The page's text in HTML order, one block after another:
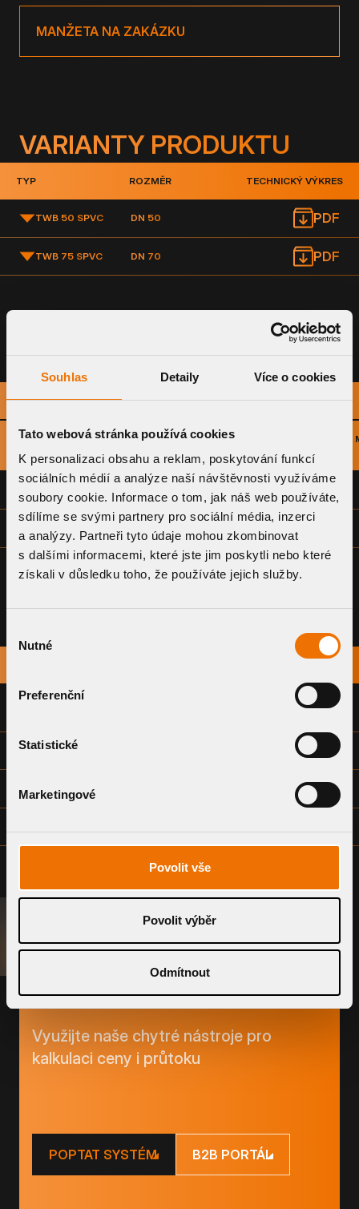
Souhlas Detaily Více o cookies
Tato webová stránka používá cookies
K personalizaci obsahu a reklam, poskytování funkcí
sociálních médií a analýze naší návštěvnosti využíváme
soubory cookie. Informace o tom, jak náš web používáte,
sdílíme se svými partnery pro sociální média, inzerci
a analýzy. Partneři tyto údaje mohou zkombinovat
s dalšími informacemi, které jste jim poskytli nebo které
získali v důsledku toho, že používáte jejich služby.
souhlasu
Nutné
Preferenční
Statistické
Marketingové
Povolit vše
Povolit výběr
Odmítnout
MANŽETA NA ZAKÁZKU
VARIANTY PRODUKTU
TYP ROZMĚR TECHNICKÝ VÝKRES
TWB 50 SPVC DN 50 PDF
TWB 75 SPVC DN 70 PDF
TABULKA PRŮTOKU
PRŮTOKOVÉ KAPACITY (L/S)
NÁZEV VÝROBKU
TOPWET
TYP
ODVODNĚNÍ
5
TWB(E) 50 S PVC SVISLÉ DN 50
TWB(E) 75 S PVC SVISLÉ
TECHNICKÝ LIST
MONTÁŽNÍ NÁVOD
PRODUKTY
Využijte naše chytré nástroje pro
kalkulaci ceny i průtoku
B2B PORTÁL
POPTAT SYSTÉM